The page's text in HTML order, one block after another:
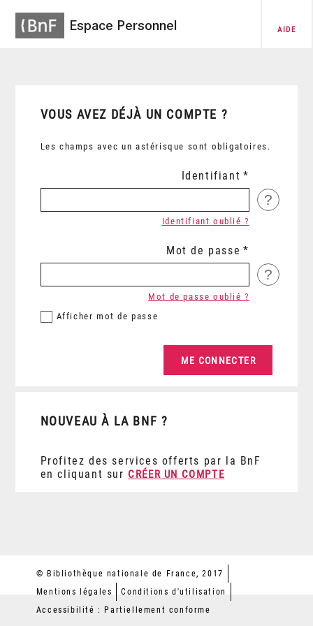
Espace Personnel AIDE
VOUS AVEZ DÉJÀ UN COMPTE ?
Les champs avec un astérisque sont obligatoires.
Identifiant
?
Identifiant oublié ?
Mot de passe
?
Afficher mot de passe
Mot de passe oublié ?
NOUVEAU À LA BNF ?
Profitez des services offerts par la BnF
en cliquant sur CRÉER UN COMPTE
© Bibliothèque nationale de France, 2017
Mentions légales
Conditions d'utilisation
Accessibilité : Partiellement conforme